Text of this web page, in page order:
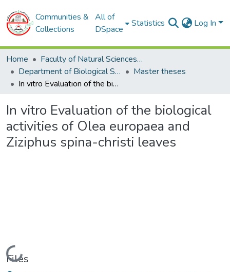
Communities &
Collections
All of
DSpace
Statistics Log In
Home
Faculty of Natural Sciences and Life
Department of Biological Sciences
Master theses
In vitro Evaluation of the biological activities of Olea europaea and Ziziphus spina-christi leaves
In vitro Evaluation of the biological
activities of Olea europaea and
Ziziphus spina-christi leaves
Loading...
Files